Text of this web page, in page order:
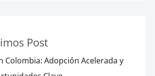
Post
Colombia: Adopción Acelerada y